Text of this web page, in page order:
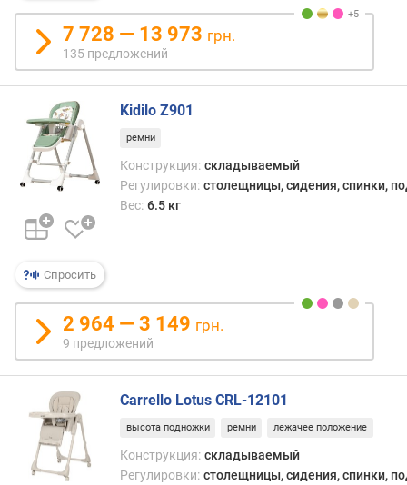
н
с
о
т
д
е
е
в
х
к
д
о
р
о
и
м
7 728 — 13 973 грн.
135 предложений
Спросить
Kidilo Z901
ремни
Конструкция: складываемый
Регулировки: столещницы, сидения, спинки,
Вес: 6.5 кг
2 964 — 3 149 грн.
9 предложений
Carrello Lotus CRL-12101
высота подножки ремни лежачее положение
Конструкция: складываемый
Регулировки: столещницы, сидения, спинки,